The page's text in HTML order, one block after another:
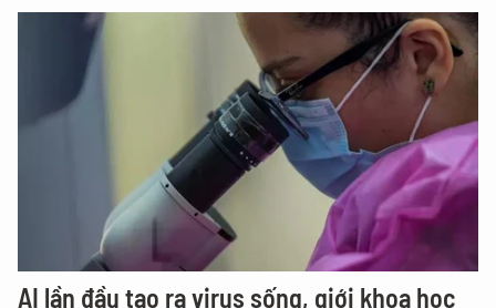
AI lần đầu tạo ra virus sống, giới khoa học